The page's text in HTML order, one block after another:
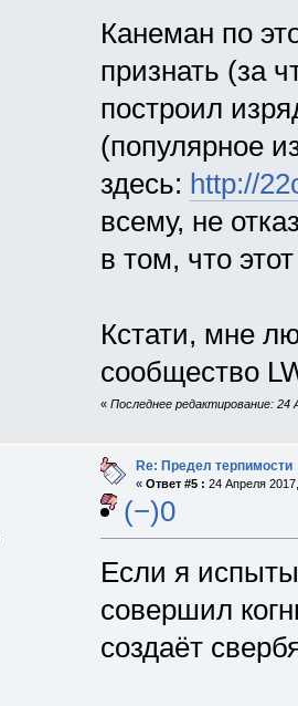
Канеман по
признать (за
построил
(популярное
здесь: http://
всему, не
в том, что
Кстати, мне
сообщество
« Последнее редактирование: 24
Re: Предел терпимости
« Ответ #5 : 24 Апреля
(−)0
Если я
совершил
создаёт